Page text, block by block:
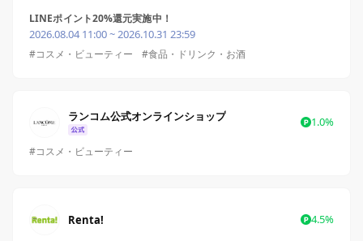
LINEポイント20%還元実施中！
2026.08.04 11:00 ~ 2026.10.31 23:59
#コスメ・ビューティー #食品・ドリンク・お酒
ランコム公式オンラインショップ 1.0%
#コスメ・ビューティー
Renta! 4.5%